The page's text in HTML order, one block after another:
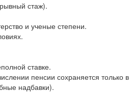
стаж).
и ученые степени.
ставке.
пенсии сохраняется только в
надбавки).